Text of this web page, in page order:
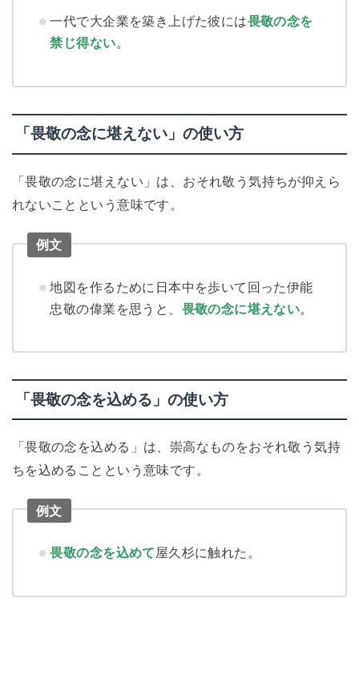
一代で大企業を築き上げた彼には畏敬の念を
禁じ得ない。
「畏敬の念に堪えない」の使い方
「畏敬の念に堪えない」は、おそれ敬う気持ちが抑えら
れないことという意味です。
例文
地図を作るために日本中を歩いて回った伊能
忠敬の偉業を思うと、 畏敬の念に堪えない。
「畏敬の念を込める」の使い方
「畏敬の念を込める」は、崇高なものをおそれ敬う気持
ちを込めることという意味です。
例文
畏敬の念を込めて 屋久杉に触れた。